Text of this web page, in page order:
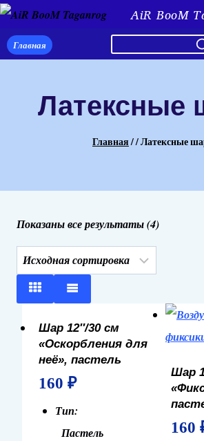
Перейти
содержимому
AiR BooM
Главная
Латексные
Главная//Латексные
Показаны все результаты (4)
Шар 12″/30 см
«Оскорбления для
неё», пастель
160 ₽
Тип:
Пастель
Шар
160